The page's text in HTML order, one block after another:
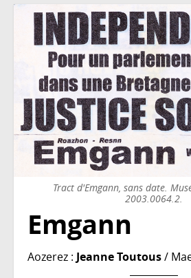
Tract d'Emgann, sans date.
2003.0064.2.
Emgann
Aozerez : Jeanne Toutous/